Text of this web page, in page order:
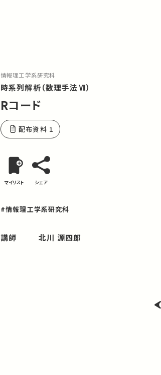
情報理工学系研究科
時系列解析（数理手法Ⅶ）
Rコード
配布資料 1
マイリスト シェア
#情報理工学系研究科
講師 北川 源四郎